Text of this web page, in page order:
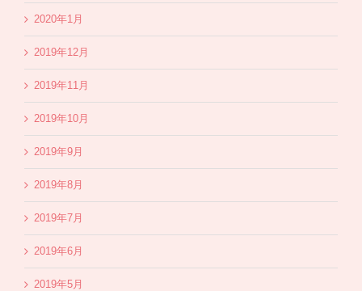
2020年1月
2019年12月
2019年11月
2019年10月
2019年9月
2019年8月
2019年7月
2019年6月
2019年5月